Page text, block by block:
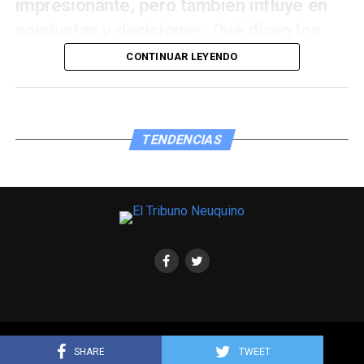
SHARE TWEET
impresionante, pero también influye en
Marte,Júpiter, Venus,
desde Argentina, aunque para
los dos últimos se necesite telescopio
cuatro semanas para enfocarlos cuando
por medio del cielo.
CONTINUAR LEYENDO
TENDENCIAS
Copyright © 2021. todos los derechos reservados.